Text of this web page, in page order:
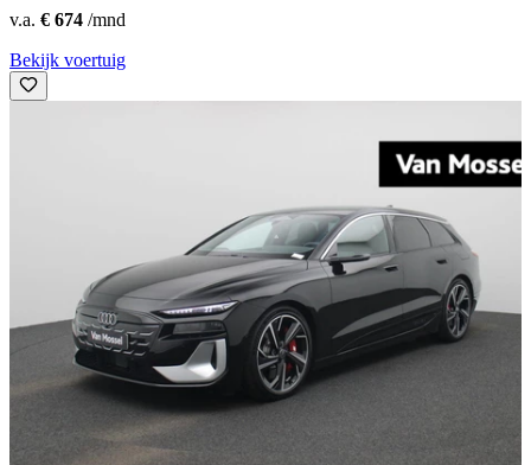
v.a. € 674 /mnd
Bekijk voertuig